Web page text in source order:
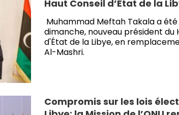
Haut Conseil d’État de la
Muhammad Meftah Takala a été
dimanche, nouveau président du
d'État de la Libye, en
Al-Mashri.
Compromis sur les lois